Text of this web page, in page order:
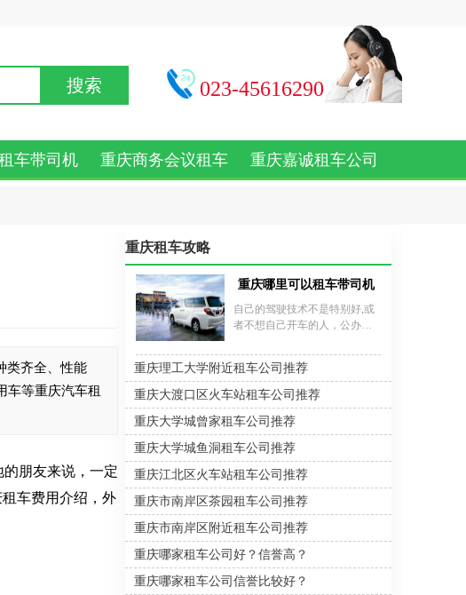
搜索 023-45616290
车带司机 重庆商务会议租车 重庆嘉诚租车公司
类齐全、性能
车等重庆汽车租
的朋友来说，一定
车费用介绍，外
重庆租车攻略
重庆哪里可以租车带司机？重庆带司机的
自己的驾驶技术不是特别好,或
者不想自己开车的人，公办出
择带司机租车的出行方式。那
么重庆哪里可以租车带司机？
重庆带司机租车多少钱一天？
重庆带司机的租车公司推荐重
庆租车公司。
重庆理工大学附近租车公司推荐
重庆大渡口区火车站租车公司推荐
重庆大学城曾家租车公司推荐
重庆大学城鱼洞租车公司推荐
重庆江北区火车站租车公司推荐
重庆市南岸区茶园租车公司推荐
重庆市南岸区附近租车公司推荐
重庆哪家租车公司好？信誉高？
重庆哪家租车公司信誉比较好？